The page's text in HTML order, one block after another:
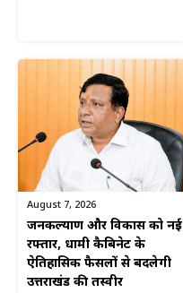
August 7, 2026
जनकल्याण और विकास को नई
रफ्तार, धामी कैबिनेट के
ऐतिहासिक फैसलों से बदलेगी
उत्तराखंड की तस्वीर